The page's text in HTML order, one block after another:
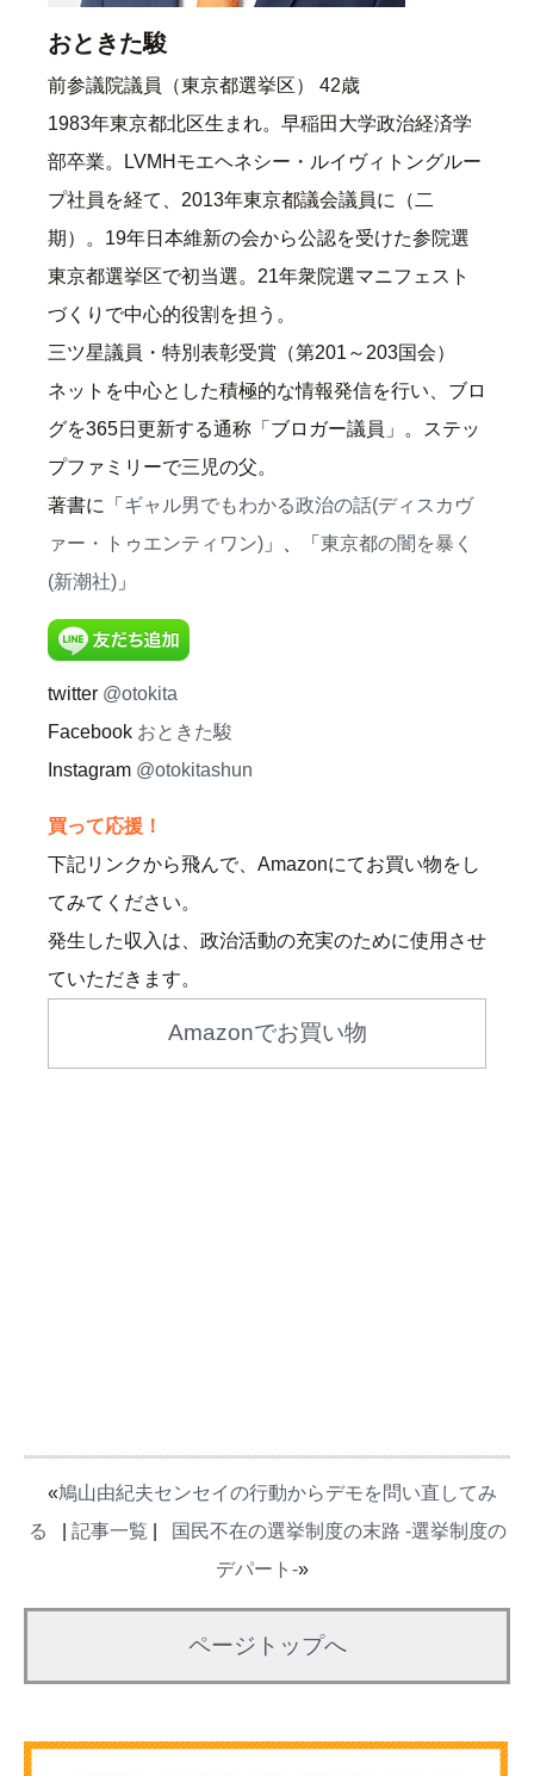
おときた駿
前参議院議員（東京都選挙区） 42歳
1983年東京都北区生まれ。早稲田大学政治経済学
部卒業。LVMHモエヘネシー・ルイヴィトングルー
プ社員を経て、2013年東京都議会議員に（二
期）。19年日本維新の会から公認を受けた参院選
東京都選挙区で初当選。21年衆院選マニフェスト
づくりで中心的役割を担う。
三ツ星議員・特別表彰受賞（第201～203国会）
ネットを中心とした積極的な情報発信を行い、ブロ
グを365日更新する通称「ブロガー議員」。ステッ
プファミリーで三児の父。
著書に「 ギャル男でもわかる政治の話(ディスカヴ
ァー・トゥエンティワン) 」、「 東京都の闇を暴く
(新潮社) 」
twitter @otokita
Facebook おときた駿
Instagram @otokitashun
買って応援！
下記リンクから飛んで、Amazonにてお買い物をし
てみてください。
発生した収入は、政治活動の充実のために使用させ
ていただきます。
Amazonでお買い物
«鳩山由紀夫センセイの行動からデモを問い直してみ
る
記事一覧
国民不在の選挙制度の末路 -選挙制度の
デパート-»
ページトップへ